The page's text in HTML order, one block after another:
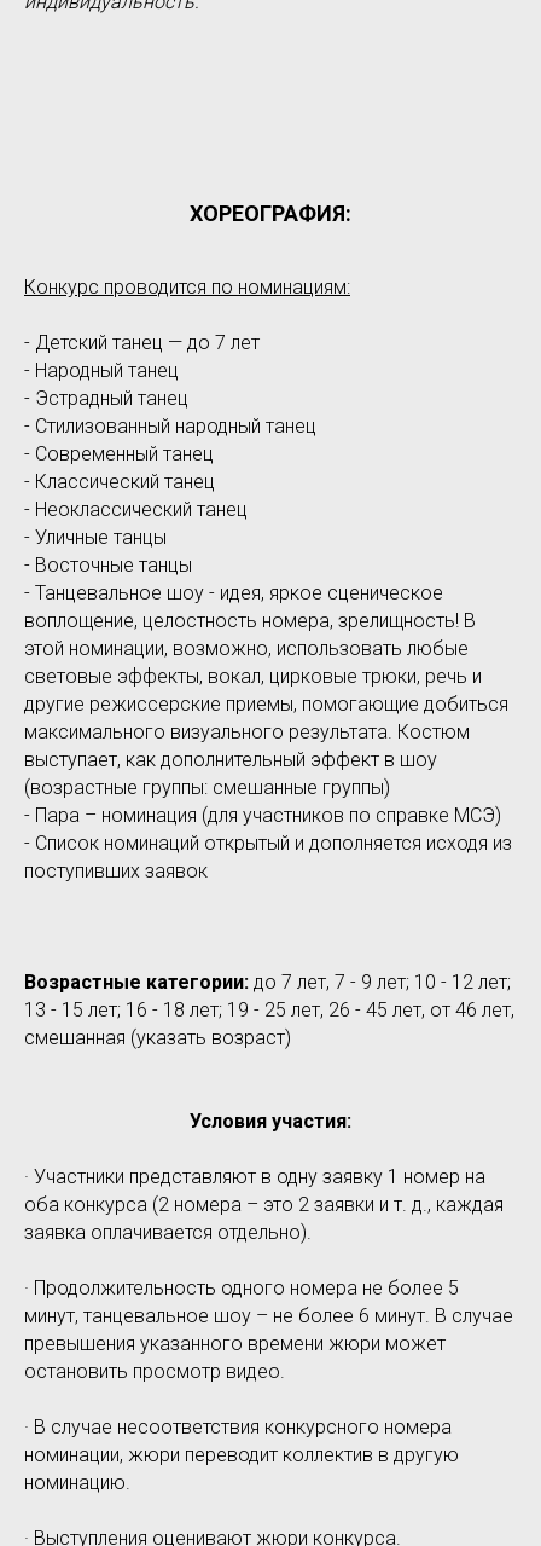
ХОРЕОГРАФИЯ:
Конкурс проводится по номинациям:
- Детский танец — до 7 лет
- Народный танец
- Эстрадный танец
- Стилизованный народный танец
- Современный танец
- Классический танец
- Неоклассический танец
- Уличные танцы
- Восточные танцы
- Танцевальное шоу - идея, яркое сценическое
воплощение, целостность номера, зрелищность! В
этой номинации, возможно, использовать любые
световые эффекты, вокал, цирковые трюки, речь и
другие режиссерские приемы, помогающие добиться
максимального визуального результата. Костюм
выступает, как дополнительный эффект в шоу
(возрастные группы: смешанные группы)
- Пара – номинация (для участников по справке МСЭ)
- Список номинаций открытый и дополняется исходя из
поступивших заявок
Возрастные категории: до 7 лет, 7 - 9 лет; 10 - 12 лет;
13 - 15 лет; 16 - 18 лет; 19 - 25 лет, 26 - 45 лет, от 46 лет,
смешанная (указать возраст)
Условия участия:
· Участники представляют в одну заявку 1 номер на
оба конкурса (2 номера – это 2 заявки и т. д., каждая
заявка оплачивается отдельно).
· Продолжительность одного номера не более 5
минут, танцевальное шоу – не более 6 минут. В случае
превышения указанного времени жюри может
остановить просмотр видео.
· В случае несоответствия конкурсного номера
номинации, жюри переводит коллектив в другую
номинацию.
· Выступления оценивают жюри конкурса.